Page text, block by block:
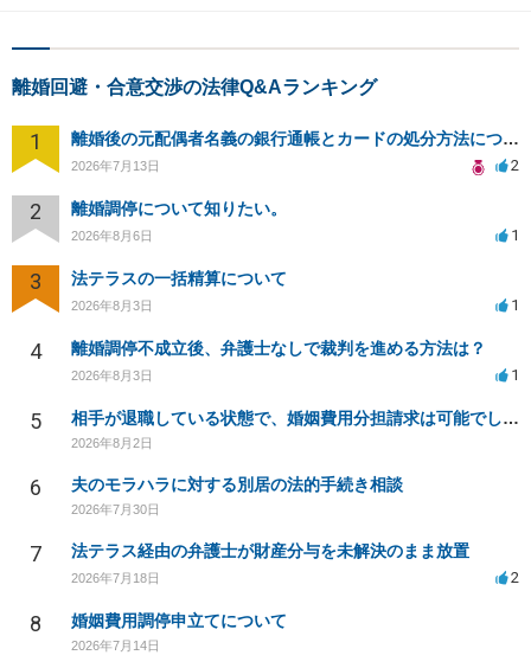
離婚回避・合意交渉の法律Q&Aランキング
1 離婚後の元配偶者名義の銀行通帳とカードの処分方法について
2026年7月13日 2
2 離婚調停について知りたい。
2026年8月6日 1
3 法テラスの一括精算について
2026年8月3日 1
4 離婚調停不成立後、弁護士なしで裁判を進める方法は？
2026年8月3日 1
5 相手が退職している状態で、婚姻費用分担請求は可能でしょうか？
2026年8月2日
6 夫のモラハラに対する別居の法的手続き相談
2026年7月30日
7 法テラス経由の弁護士が財産分与を未解決のまま放置
2026年7月18日 2
8 婚姻費用調停申立てについて
2026年7月14日